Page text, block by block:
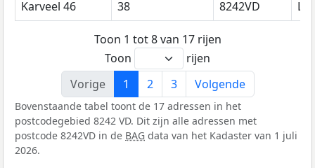
Karveel 46
38 8242VD
Toon 1 tot 8 van 17 rijen
Toon
rijen
Vorige
1 2 3 Volgende
Bovenstaande tabel toont de 17 adressen in het
postcodegebied 8242 VD. Dit zijn alle adressen met
postcode 8242VD in de BAG data van het Kadaster van 1 juli
2026.